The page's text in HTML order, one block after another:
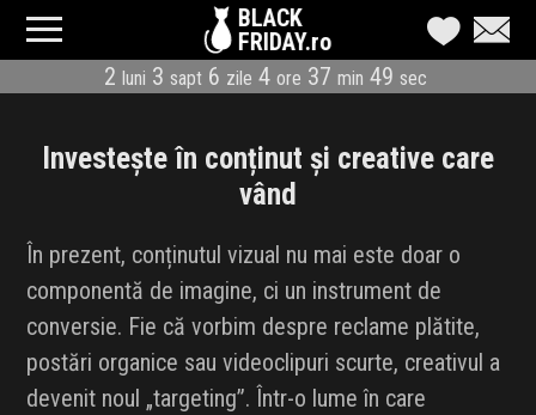
BLACK
FRIDAY.ro
2 luni 3 sapt 6 zile 4 ore 37 min 48 sec
CATEGORII
MAGAZINE
ÎNSCRIE MAGAZIN
LIVE BLOG
REDUCERI
CODURI REDUCERE
Investește în conținut și creative care
vând
În prezent, conținutul vizual nu mai este doar o
componentă de imagine, ci un instrument de
conversie. Fie că vorbim despre reclame plătite,
postări organice sau videoclipuri scurte, creativul a
devenit noul „targeting”. Într-o lume în care